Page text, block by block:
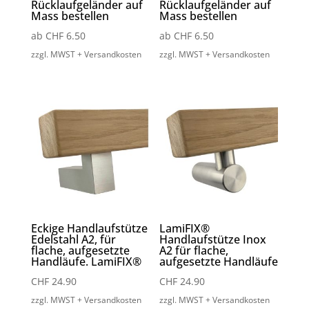
Rücklaufgeländer auf
Mass bestellen
ab CHF6.50
zzgl. MWST + Versandkosten
Rücklaufgeländer auf
Mass bestellen
ab CHF 6.50
zzgl. MWST + Versandkosten
Eckige Handlaufstütze
Edelstahl A2, für
flache, aufgesetzte
Handläufe. LamiFIX®
CHF24.90
zzgl. MWST + Versandkosten
LamiFIX®
Handlaufstütze Inox
A2 für flache,
aufgesetzte Handläufe
CHF 24.90
zzgl. MWST + Versandkosten